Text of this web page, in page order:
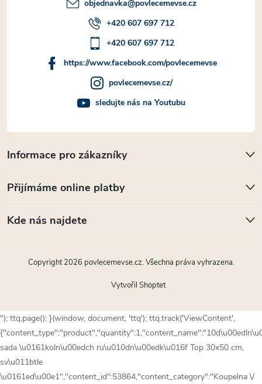
Informace pro zákazníky
Přijímáme online platby
Kde nás najdete
objednavka@povlecemevse.cz
+420 607 697 712
+420 607 697 712
https://www.facebook.com/povlecemevse
povlecemevse.cz/
sledujte nás na Youtubu
Vytvořil Shoptet
Copyright 2026 povlecemevse.cz. Všechna práva vyhrazena.
"); ttq.page(); }(window, document, 'ttq'); ttq.track('ViewContent',
sada \u0161koln\u00edch ru\u010dn\u00edk\u016f Top 30x50 cm,
sv\u011btle
\u0161ed\u00e1","content_id":53864,"content_category":"Koupelna \/